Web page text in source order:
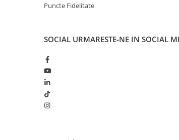
Puncte Fidelitate
SOCIAL URMARESTE-NE IN SOCIAL